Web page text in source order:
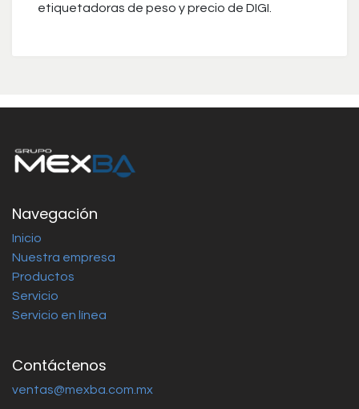
etiquetadoras de peso y precio de DIGI.
Navegación
Inicio
Nuestra empresa
Productos
Servicio
Servicio en línea
Contáctenos
ventas@mexba.com.mx